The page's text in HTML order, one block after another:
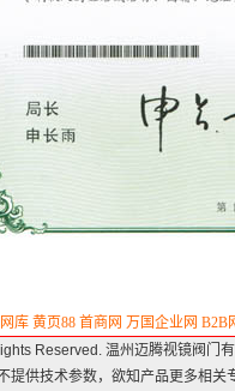
库 黄页88 首商网 万国企业网 B2B
Reserved. 温州迈腾视镜阀门
提供技术参数，欲知产品更多相关